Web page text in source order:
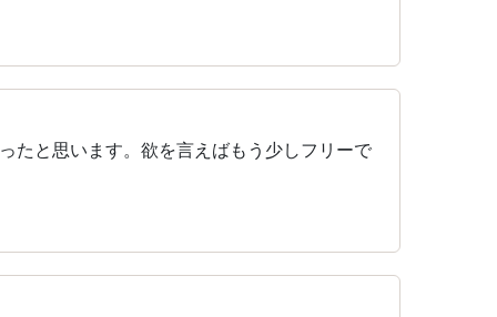
たと思います。欲を言えばもう少しフリーで